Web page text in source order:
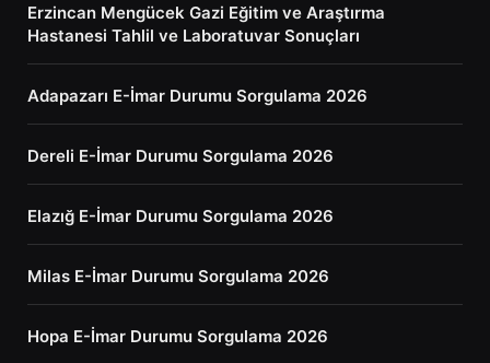
Erzincan Mengücek Gazi Eğitim ve Araştırma
Hastanesi Tahlil ve Laboratuvar Sonuçları
Adapazarı E-İmar Durumu Sorgulama 2026
Dereli E-İmar Durumu Sorgulama 2026
Elazığ E-İmar Durumu Sorgulama 2026
Milas E-İmar Durumu Sorgulama 2026
Hopa E-İmar Durumu Sorgulama 2026